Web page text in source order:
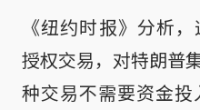
《纽约时报》分析
授权交易，对特朗普
种交易不需要资金